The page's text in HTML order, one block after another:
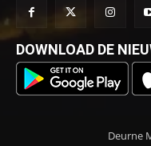
DOWNLOAD DE
Deurne